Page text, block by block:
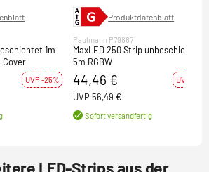
1m
Cover
UVP -25%
Produktdatenblatt
Paulmann P79867
MaxLED 250 Strip unbeschichtet
5m RGBW
44,46 € UVP -21%
UVP 56,49 €
Sofort versandfertig
LED-Strips aus der